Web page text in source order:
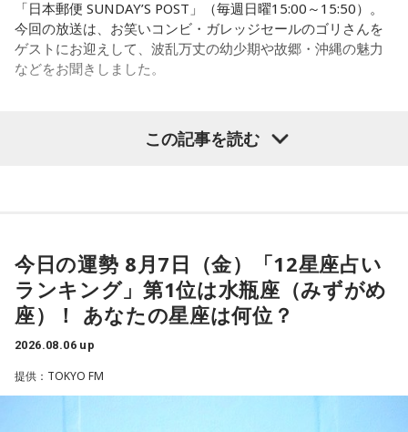
況がそろうとドンが生まれるか。第1の条件は、圧倒的な他薦
です。藏内さんって県議10期。40年近く県議会にいるわけで
す」
「どの知事、どの県庁幹部よりも古株になります。議会
や推薦を出すのか、という決定権を握っている。あとは役
人、教職員、警察署員といった地方公務員の人事にも影響力
を発揮することがあります」
長野「はい」
常井「人事の季節になるとドンの自宅に行列ができる、と言
「日本郵便 SUNDAY’S POST」（毎週日曜15:00～15:50）。
今回の放送は、お笑いコンビ・ガレッジセールのゴリさんを
ゲストにお迎えして、波乱万丈の幼少期や故郷・沖縄の魅力
などをお聞きしました。
（左から）パーソナリティの小山薫堂、ゴリさん、宇賀なつ
ゴリさんは、1972年沖縄県那覇市生まれ。沖縄の本土復帰か
らわずか1週間後に生まれた“復帰っ子”です。1995年に中学時
代の同級生・川田広樹さんとガレッジセールを結成し、バラ
エティ番組などで人気を集めました。2006年からは映画監督
としても活動。2019年公開の映画「洗骨」はモスクワ国際映
督協会新人賞を受賞しました。また、「おきなわ新喜劇」の
旗揚げやYouTube「ゴリ★オキナワ」などを通じて、故郷・
この記事を読む
今日の運勢 8月7日（金）「12星座占い
ランキング」第1位は水瓶座（みずがめ
座）！ あなたの星座は何位？
2026.08.06 up
提供：TOKYO FM